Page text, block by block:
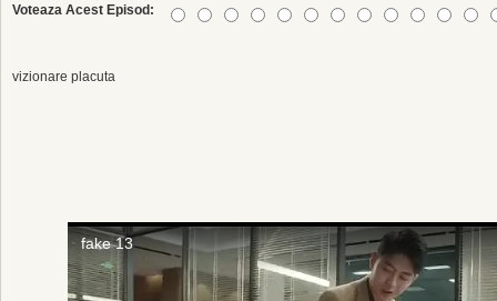
Voteaza Acest Episod:
vizionare placuta